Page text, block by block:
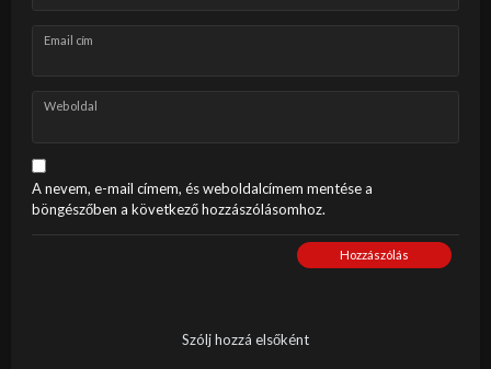
Email cím
Weboldal
A nevem, e-mail címem, és weboldalcímem mentése a
böngészőben a következő hozzászólásomhoz.
Hozzászólás
Szólj hozzá elsőként